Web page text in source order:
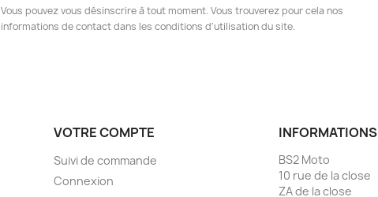
Vous pouvez vous désinscrire à tout moment. Vous trouverez pour cela nos
informations de contact dans les conditions d'utilisation du site.
VOTRE COMPTE
Suivi de commande
Connexion
INFORMATIONS
BS2 Moto
10 rue de la close
ZA de la close